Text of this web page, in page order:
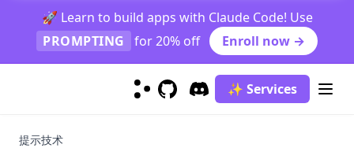
🚀 Learn to build apps with Claude Code! Use
PROMPTING
for 20% off Enroll now →
(opens in a new tab)
Discord
(opens in a new tab)
✨ Services
Phi-2
Mixtral
Sora
提示技术